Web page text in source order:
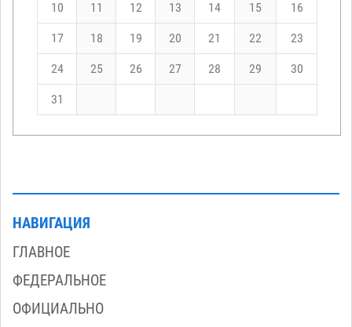
10 11 12 13 14 15 16
17 18 19 20 21 22 23
24 25 26 27 28 29 30
31
НАВИГАЦИЯ
ГЛАВНОЕ
ФЕДЕРАЛЬНОЕ
ОФИЦИАЛЬНО